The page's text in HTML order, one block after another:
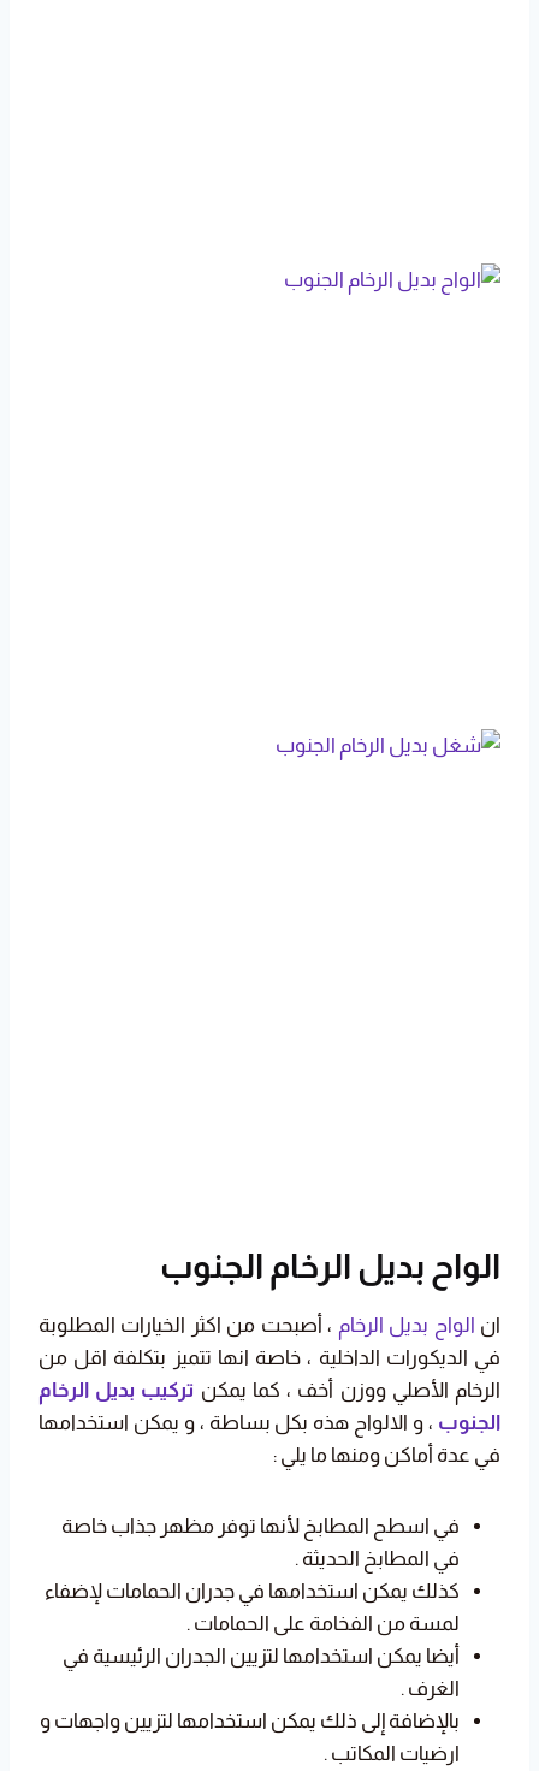
الواح بديل الرخام الجنوب
ان الواح بديل الرخام ، أصبحت من اكثر الخيارات المطلوبة
في الديكورات الداخلية ، خاصة انها تتميز بتكلفة اقل من
الرخام الأصلي ووزن أخف ، كما يمكن تركيب بديل الرخام
الجنوب ، و الالواح هذه بكل بساطة ، و يمكن استخدامها
في عدة أماكن ومنها ما يلي :
في اسطح المطابخ لأنها توفر مظهر جذاب خاصة
في المطابخ الحديثة .
كذلك يمكن استخدامها في جدران الحمامات لإضفاء
لمسة من الفخامة على الحمامات .
أيضا يمكن استخدامها لتزيين الجدران الرئيسية في
الغرف .
بالإضافة إلى ذلك يمكن استخدامها لتزيين واجهات و
ارضيات المكاتب .